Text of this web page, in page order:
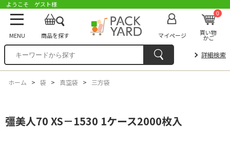
ようこそ ゲスト様
MENU 商品を探す マイページ
0
買い物
かご
詳細検索
ホーム > 袋 > 真空袋 > 三方袋
彊美人70 XS－1530 1ケース2000枚入